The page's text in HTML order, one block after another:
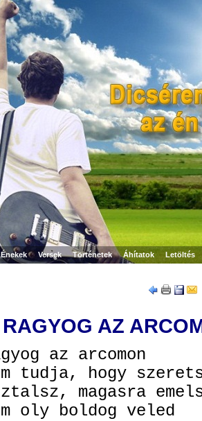
Énekek Versek Történetek Áhítatok Letöltés
AZ
az
tudja, hogy
magasra
oly boldog